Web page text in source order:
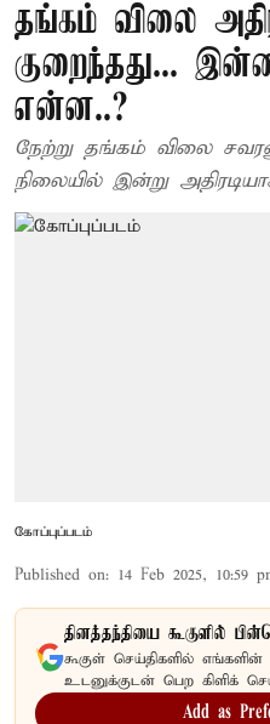
தங்கம் விலை
குறைந்தது...
என்ன..?
நேற்று தங்கம் விலை
நிலையில் இன்று
கோப்புப்படம்
Published on: 14 Feb 2025, 10:59
தினத்தந்தியை கூகுளில்
கூகுள் செய்திகளில்
உடனுக்குடன் பெற கிளிக்
Add as